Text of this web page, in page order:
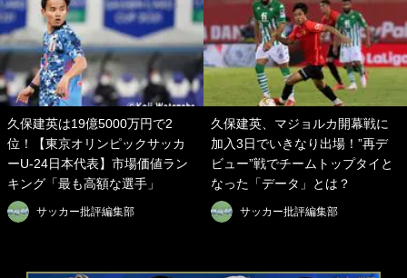
久保建英は19億5000万円で2
位！【東京オリンピックサッカ
ーU-24日本代表】市場価値ラン
キング「最も高額な選手」
サッカー批評編集部
久保建英、マジョルカ開幕戦に
加入3日でいきなり出場！”再デ
ビュー”戦でチームトップタイと
なった「データ」とは？
サッカー批評編集部